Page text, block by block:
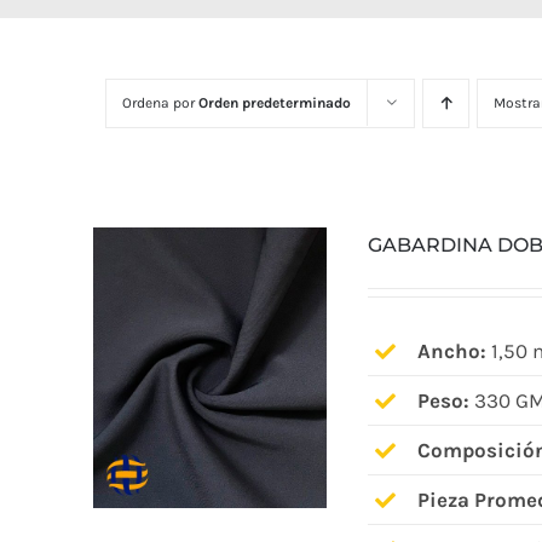
Ordena porOrden predeterminado
GABARDINA
Ancho: 1,50
Peso: 330
Pieza